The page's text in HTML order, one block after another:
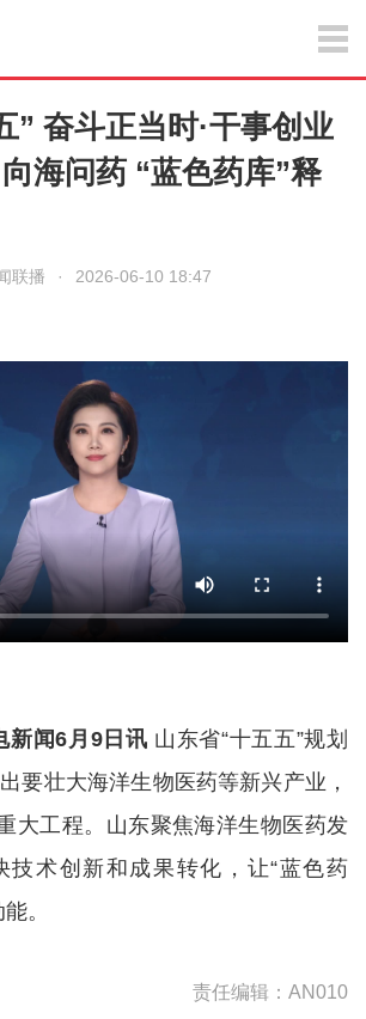
” 奋斗正当时·干事创业
海问药 “蓝色药库”释
联播 · 2026-06-10 18:47
新闻6月9日讯 山东省“十五五”规划
要壮大海洋生物医药等新兴产业，
大工程。山东聚焦海洋生物医药发
技术创新和成果转化，让“蓝色药
。
责任编辑：AN010